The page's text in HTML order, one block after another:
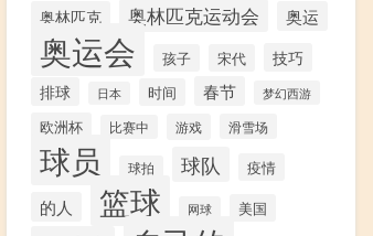
奥林匹克 奥林匹克运动会 奥运
奥运会 孩子 宋代
技巧
排球
日本 时间 春节 梦幻西游
欧洲杯 比赛中 游戏 滑雪场
球员 球拍 球队 疫情
的人 篮球 网球 美国